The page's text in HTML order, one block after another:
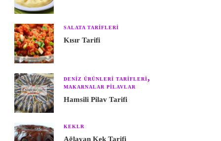
SALATA TARIFLERI
Kısır Tarifi
DENIZ ÜRÜNLERI TARIFLERI
MAKARNALAR PILAVLAR
Hamsili Pilav Tarifi
KEKLR
Ağlayan Kek Tarifi